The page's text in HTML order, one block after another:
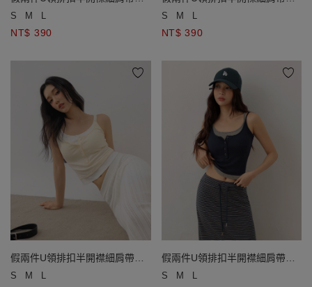
BRA背心
S M L
NT$ 390
BRA背心
S M L
NT$ 390
假兩件U領排扣半開襟細肩帶
BRA背心
S M L
假兩件U領排扣半開襟細肩帶
BRA背心
S M L